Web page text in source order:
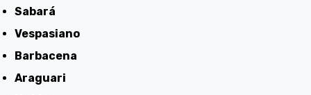
Sabará
Vespasiano
Barbacena
Araguari